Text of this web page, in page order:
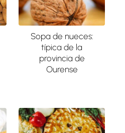
Sopa de nueces:
típica de la
provincia de
Ourense